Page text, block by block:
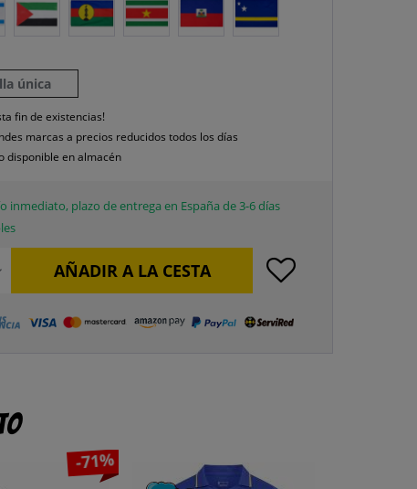
única
fin de existencias!
marcas a precios reducidos todos los días
disponible en almacén
inmediato, plazo de entrega en España de 3-6 días
AÑADIR A LA CESTA
-71%